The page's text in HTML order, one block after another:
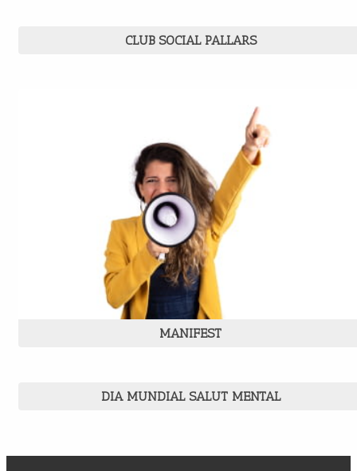
CLUB SOCIAL PALLARS
MANIFEST
DIA MUNDIAL SALUT MENTAL